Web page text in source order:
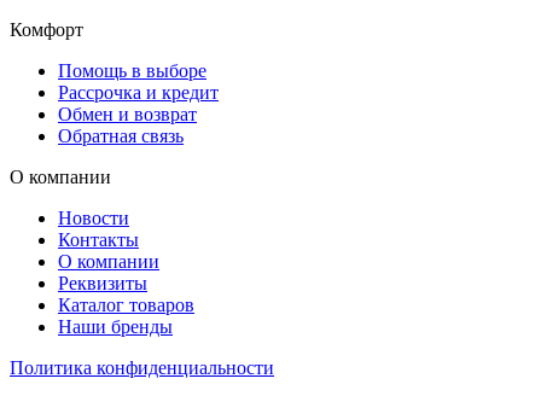
Комфорт
Помощь в выборе
Рассрочка и кредит
Обмен и возврат
Обратная связь
О компании
Новости
Контакты
О компании
Реквизиты
Каталог товаров
Наши бренды
Политика конфиденциальности